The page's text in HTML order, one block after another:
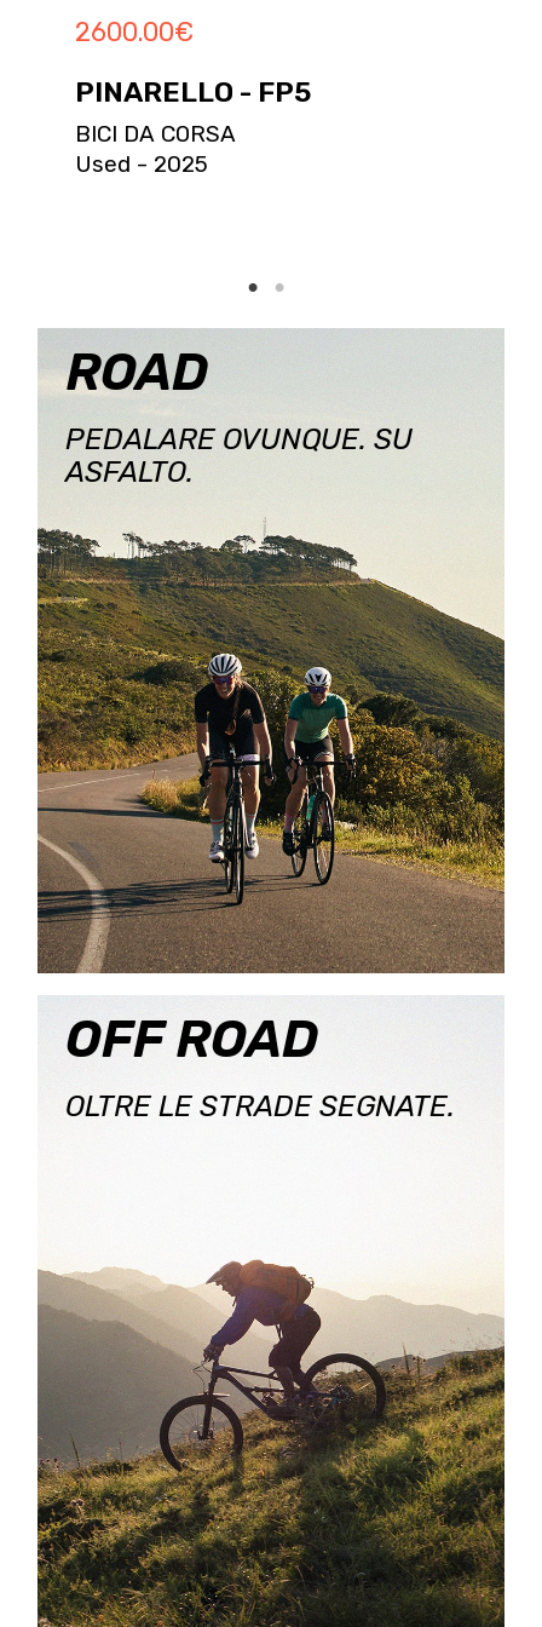
2600.00€
PINARELLO - FP5
BICI DA CORSA
Used - 2025
ROAD
PEDALARE OVUNQUE. SU
ASFALTO.
OFF ROAD
OLTRE LE STRADE SEGNATE.